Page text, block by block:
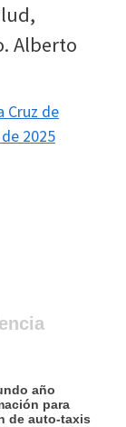
Alberto
Cruz de
2025
año
para
de auto-taxis